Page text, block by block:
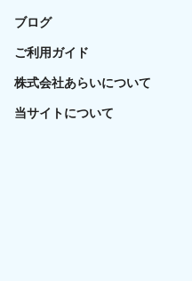
ブログ
ご利用ガイド
株式会社あらいについて
当サイトについて